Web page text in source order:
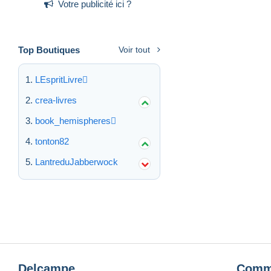
Votre publicité ici ?
Top Boutiques Voir tout
LEspritLivre
crea-livres
book_hemispheres
tonton82
LantreduJabberwock